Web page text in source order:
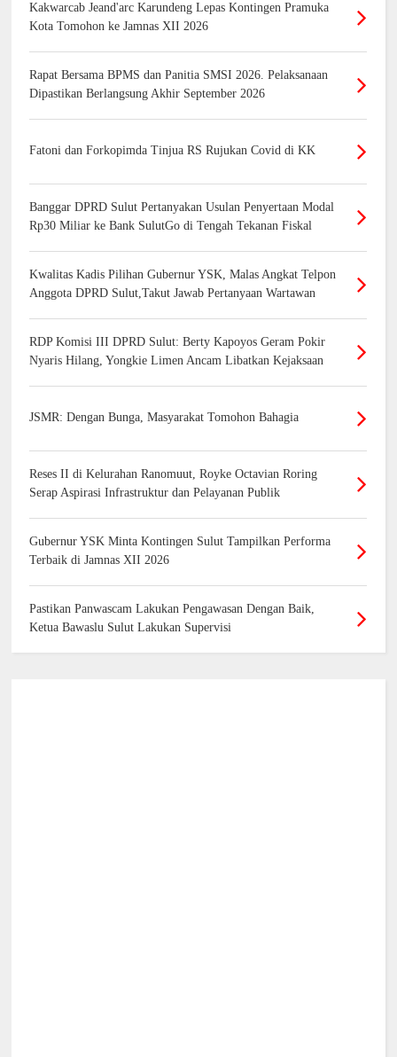
Kakwarcab Jeand'arc Karundeng Lepas Kontingen Pramuka
Kota Tomohon ke Jamnas XII 2026
Rapat Bersama BPMS dan Panitia SMSI 2026. Pelaksanaan
Dipastikan Berlangsung Akhir September 2026
Fatoni dan Forkopimda Tinjua RS Rujukan Covid di KK
Banggar DPRD Sulut Pertanyakan Usulan Penyertaan Modal
Rp30 Miliar ke Bank SulutGo di Tengah Tekanan Fiskal
Kwalitas Kadis Pilihan Gubernur YSK, Malas Angkat Telpon
Anggota DPRD Sulut,Takut Jawab Pertanyaan Wartawan
RDP Komisi III DPRD Sulut: Berty Kapoyos Geram Pokir
Nyaris Hilang, Yongkie Limen Ancam Libatkan Kejaksaan
JSMR: Dengan Bunga, Masyarakat Tomohon Bahagia
Reses II di Kelurahan Ranomuut, Royke Octavian Roring
Serap Aspirasi Infrastruktur dan Pelayanan Publik
Gubernur YSK Minta Kontingen Sulut Tampilkan Performa
Terbaik di Jamnas XII 2026
Pastikan Panwascam Lakukan Pengawasan Dengan Baik,
Ketua Bawaslu Sulut Lakukan Supervisi